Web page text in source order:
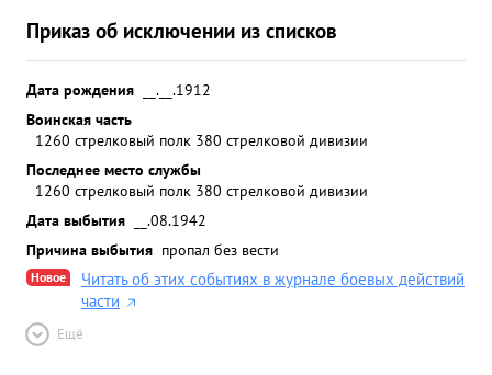
Приказ об исключении из списков
Дата рождения
__.__.1912
Воинская часть
1260 стрелковый полк 380 стрелковой дивизии
Последнее место службы
1260 стрелковый полк 380 стрелковой дивизии
Дата выбытия
__.08.1942
Причина выбытия пропал без вести
Новое
Читать об этих событиях в журнале боевых действий
части
Ещё